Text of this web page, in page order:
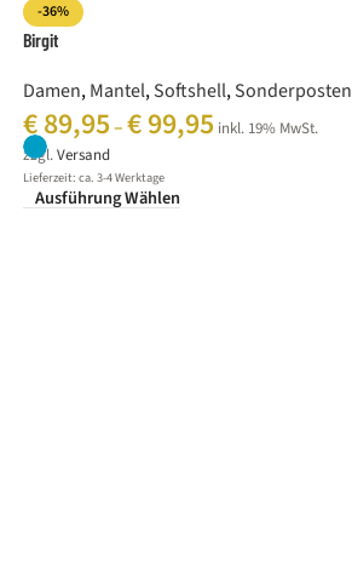
-36%
Birgit
Damen, Mantel, Softshell, Sonderposten
€89,95–€99,95 inkl. 19% MwSt.
zzgl.Versand
Lieferzeit: ca. 3-4 Werktage
Ausführung Wählen